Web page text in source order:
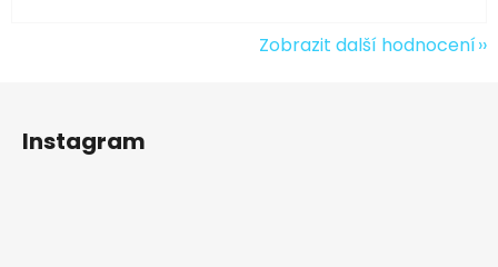
Zobrazit další hodnocení
Instagram